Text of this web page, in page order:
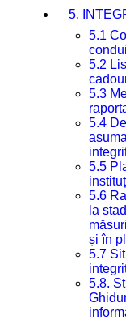
5.
5.1
5.2
5.3
5.4
5.5
5.6
la
și în
5.7
5.8.